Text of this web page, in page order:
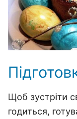
Щоб зустріти
годиться,